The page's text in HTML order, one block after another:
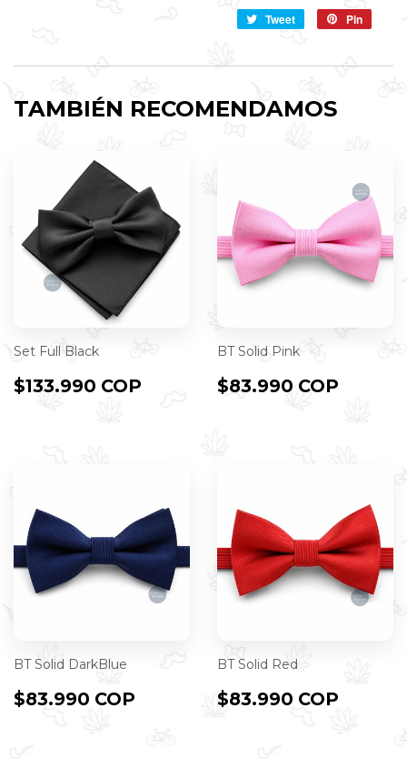
en
Facebook
Tweet
CompartirPin
TAMBIÉN RECOMENDAMOS
Set Full Black
PRECIO
$133.990 COP $133.990
BT Solid Pink
PRECIO
$83.990 COP
BT Solid DarkBlue
PRECIO
$83.990 COP $83.990
BT Solid Red
PRECIO
$83.990 COP